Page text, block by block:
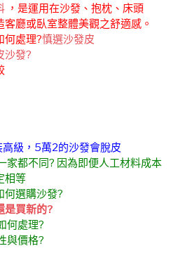
，是運用在沙發、抱枕、床頭
廳或臥室整體美觀之舒適感。
何處理?慎選沙發皮
沙發?
高級，5萬2的沙發會脫皮
家都不同? 因為即便人工材料成本
相等
何選購沙發?
是買新的?
何處理?
與價格?